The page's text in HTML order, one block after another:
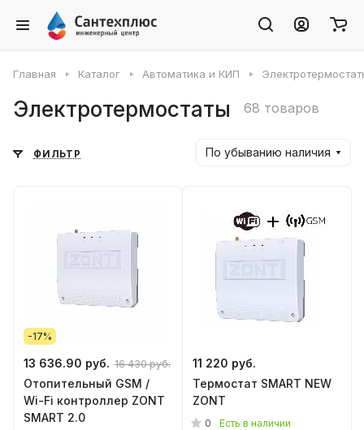
Главная Каталог Автоматика и КИП
Электротермостаты 68 товаров
ФИЛЬТР По убыванию наличия
-17%
13 636.90 руб. 16 430 руб.
Отопительный GSM /
Wi-Fi контроллер ZONT
SMART 2.0
11 220 руб.
Термостат SMART NEW
ZONT
0 Есть в наличии